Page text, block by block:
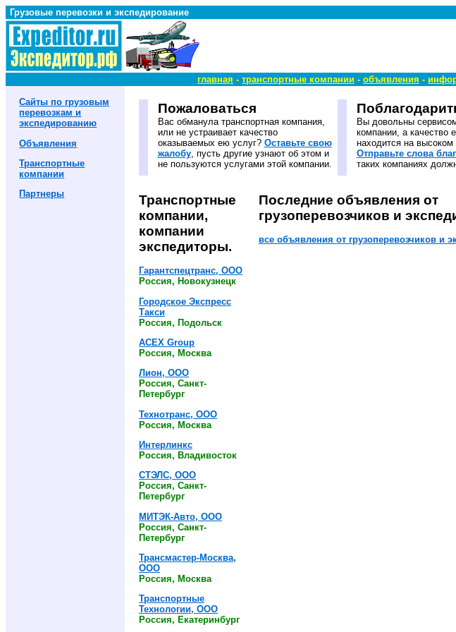
Грузовые перевозки и экспедирование
главная - транспортные компании - объявления -
Сайты по грузовым
перевозкам и
экспедированию
Объявления
Транспортные
компании
Партнеры
Пожаловаться
Вас обманула транспортная компания,
или не устраивает качество
оказываемых ею услуг? Оставьте свою
жалобу, пусть другие узнают об этом и
не пользуются услугами этой компании.
Вы довольны
компании, а качество
находится на высоком
Отправьте слова
таких компаниях
Транспортные
компании,
компании
экспедиторы.
Гарантспецтранс, ООО
Россия, Новокузнецк
Городское Экспресс
Такси
Россия, Подольск
АСЕX Group
Россия, Москва
Лион, ООО
Россия, Санкт-
Петербург
Технотранс, ООО
Россия, Москва
Интерлинкс
Россия, Владивосток
СТЭЛС, ООО
Россия, Санкт-
Петербург
МИТЭК-Авто, ООО
Россия, Санкт-
Петербург
Трансмастер-Москва,
ООО
Россия, Москва
Транспортные
Технологии, ООО
Россия, Екатеринбург
Последние объявления от
грузоперевозчиков и
все объявления от грузоперевозчиков и